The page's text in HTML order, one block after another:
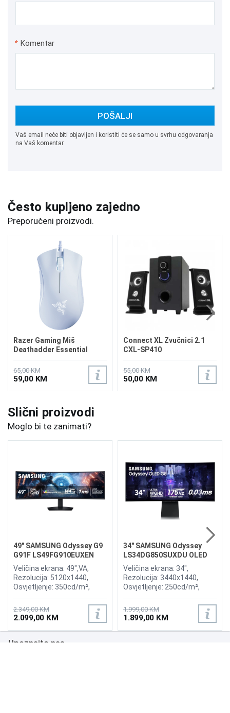
* Komentar
POŠALJI
Vaš email neće biti objavljen i koristiti će se samo u svrhu odgovaranja
na Vaš komentar
Često kupljeno zajedno
Preporučeni proizvodi.
Razer Gaming Miš
Deathadder Essential
White
65,00 KM
59,00 KM
Connect XL Zvučnici 2.1
CXL-SP410
55,00 KM
50,00 KM
Slični proizvodi
Moglo bi te zanimati?
49" SAMSUNG Odyssey G9
G91F LS49FG910EUXEN
144Hz Gaming Curved
Display
Veličina ekrana: 49",VA,
Rezolucija: 5120x1440,
Osvjetljenje: 350cd/m²,
Osvježenje: 144Hz, AMD
FreeSync Premium Pro,
Priključci: 2xHDMI 2.1,
DisplayPort, 2xUSB 3.2, USB-
B
2.349,00 KM
2.099,00 KM
34" SAMSUNG Odyssey
LS34DG850SUXDU OLED
G8 175Hz Gaming Curved
Display
Veličina ekrana: 34",
Rezolucija: 3440x1440,
Osvjetljenje: 250cd/m²,
Osvježenje: 175Hz, AMD
FreeSync Premium,
Wireless LAN, Bluetooth ,
Priključci: 2xHDMI,
1.999,00 KM
1.899,00 KM
Upoznajte nas